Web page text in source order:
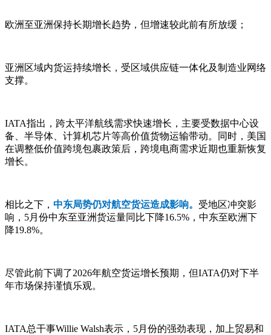
欧洲至亚洲保持长期增长趋势，但增速较此前有所放缓；
亚洲区域内货运持续增长，受区域供应链一体化及制造业网络
支撑。
IATA指出，跨太平洋航线需求快速增长，主要受数据中心设
备、半导体、计算机芯片等高价值货物运输带动。同时，美国
在调整低价值跨境包裹政策后，跨境电商需求近期也重新恢复
增长。
相比之下， 中东局势仍对航空货运造成影响。 受地区冲突影
响，5月份中东至亚洲货运量同比下降16.5%，中东至欧洲下
降19.8%。
尽管此前下调了2026年航空货运增长预期，但IATA仍对下半
年市场保持谨慎乐观。
IATA总干事Willie Walsh表示，5月份的强劲表现，加上贸易和